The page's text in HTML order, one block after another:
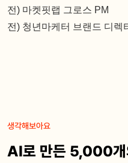
전) 마켓핏랩 그로스 PM
전) 청년마케터 브랜드 디렉
생각해보아요
AI로 만든 5,000개